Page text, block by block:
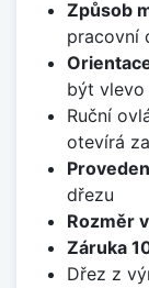
Způsob
pracovní
být
Ruční
otevírá
dřezu
Rozměr
Záruka
Dřez z